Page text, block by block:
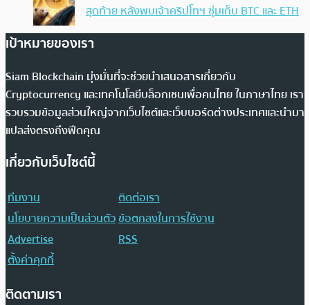
สุดท้าย หลังพบเจ้าคริปโทฯ ซุ่มเก็บ BTC และ ETH
เป้าหมายของเรา
Siam Blockchain มุ่งมั่นที่จะช่วยนำเสนอสารเกี่ยวกับ
Cryptocurrency และเทคโนโลยีบล็อกเชนเพื่อคนไทย ในภาษาไทย เรา
รวบรวมข้อมูลส่วนใหญ่จากเว็บไซต์และเว็บบอร์ดต่างประเทศและนำมา
แปลส่งตรงถึงฟีดคุณ
เกี่ยวกับเว็บไซต์นี้
ทีมงาน
ติดต่อเรา
นโยบายความเป็นส่วนตัวข้อตกลงในการใช้งาน
Advertise
RSS
ตั้งค่าคุกกี้
ติดตามเรา